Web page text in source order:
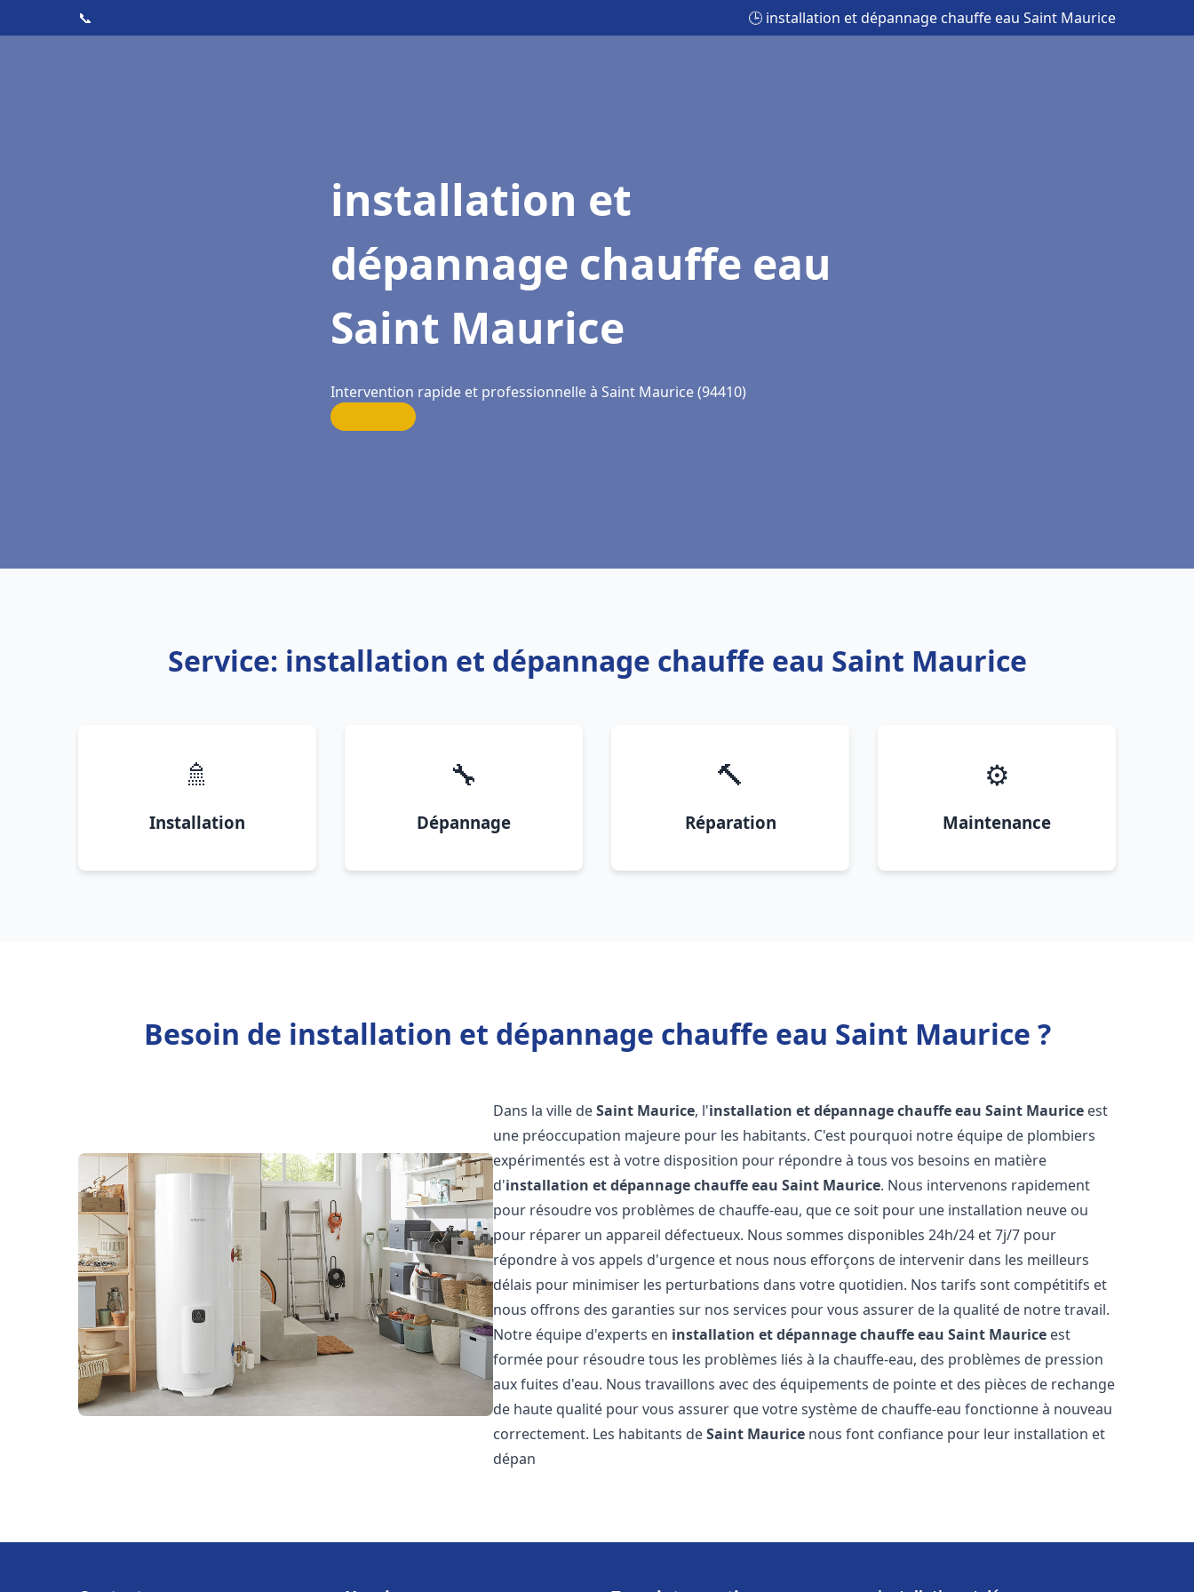
📞 🕒 installation et dépannage chauffe eau Saint Maurice
installation et
dépannage chauffe eau
Saint Maurice
Intervention rapide et professionnelle à Saint Maurice (94410)
Service: installation et dépannage chauffe eau Saint Maurice
🚿
Installation
🔧
Dépannage
🔨
Réparation
⚙️
Maintenance
Besoin de installation et dépannage chauffe eau Saint Maurice ?
Dans la ville deSaint Maurice, l'installation et dépannage chauffe eau Saint Maurice est
une préoccupation majeure pour les habitants. C'est pourquoi notre équipe de plombiers
expérimentés est à votre disposition pour répondre à tous vos besoins en matière
d'installation et dépannage chauffe eau Saint Maurice. Nous intervenons rapidement
pour résoudre vos problèmes de chauffe-eau, que ce soit pour une installation neuve ou
pour réparer un appareil défectueux. Nous sommes disponibles 24h/24 et 7j/7 pour
répondre à vos appels d'urgence et nous nous efforçons de intervenir dans les meilleurs
délais pour minimiser les perturbations dans votre quotidien. Nos tarifs sont compétitifs et
nous offrons des garanties sur nos services pour vous assurer de la qualité de notre travail.
Notre équipe d'experts en installation et dépannage chauffe eau Saint Maurice est
formée pour résoudre tous les problèmes liés à la chauffe-eau, des problèmes de pression
aux fuites d'eau. Nous travaillons avec des équipements de pointe et des pièces de rechange
de haute qualité pour vous assurer que votre système de chauffe-eau fonctionne à nouveau
correctement. Les habitants deSaint Maurice nous font confiance pour leur installation et
dépan